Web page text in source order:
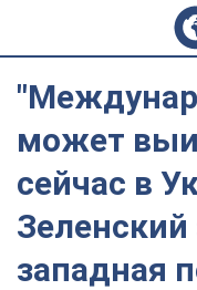
может
сейчас в
Зеленский
западная